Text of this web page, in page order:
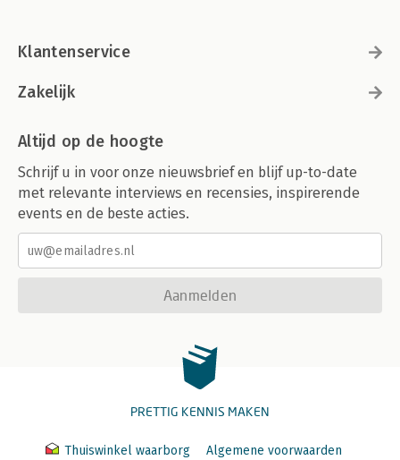
Klantenservice
Zakelijk
Altijd op de hoogte
Schrijf u in voor onze nieuwsbrief en blijf up-to-date
met relevante interviews en recensies, inspirerende
events en de beste acties.
Aanmelden
PRETTIG KENNIS MAKEN
Thuiswinkel waarborg Algemene voorwaarden